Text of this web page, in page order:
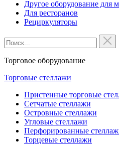
Другое оборудование для
Для ресторанов
Рециркуляторы
Торговое оборудование
Торговые стеллажи
Пристенные торговые
Сетчатые стеллажи
Островные стеллажи
Угловые стеллажи
Перфорированные
Торцевые стеллажи